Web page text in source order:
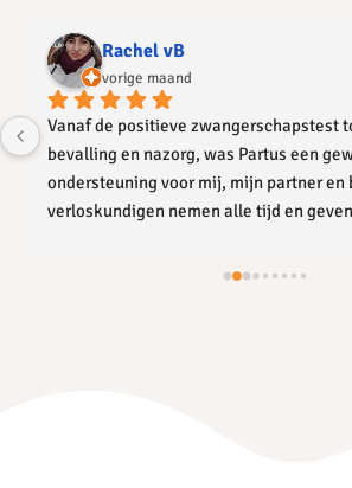
Rachel vB
vorige maand
Vanaf de positieve zwangerschapstest
bevalling en nazorg, was Partus een
ondersteuning voor mij, mijn partner en
verloskundigen nemen alle tijd en
serieus genomen. Ontzettend veel dank